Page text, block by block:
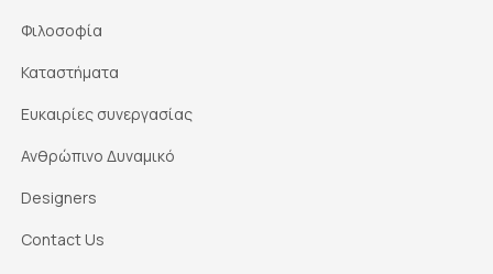
Φιλοσοφία
Καταστήματα
Ευκαιρίες συνεργασίας
Ανθρώπινο Δυναμικό
Designers
Contact Us